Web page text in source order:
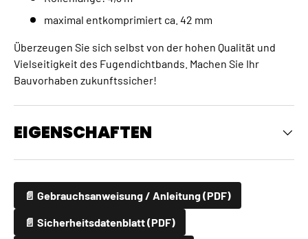
maximal entkomprimiert ca. 42 mm
Überzeugen Sie sich selbst von der hohen Qualität und
Vielseitigkeit des Fugendichtbands. Machen Sie Ihr
Bauvorhaben zukunftssicher!
EIGENSCHAFTEN
📄 Gebrauchsanweisung / Anleitung (PDF)
📄 Sicherheitsdatenblatt (PDF)